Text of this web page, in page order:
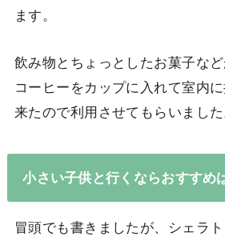
ます。
飲み物とちょっとしたお菓子など
コーヒーをカップに入れて室内
来たので利用させてもらいました
小さい子供と行くならおすすめ
冒頭でも書きましたが、シェラ